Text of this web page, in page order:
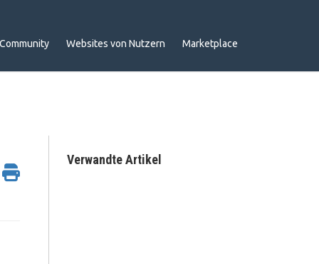
Community Websites von Nutzern Marketplace
Verwandte Artikel